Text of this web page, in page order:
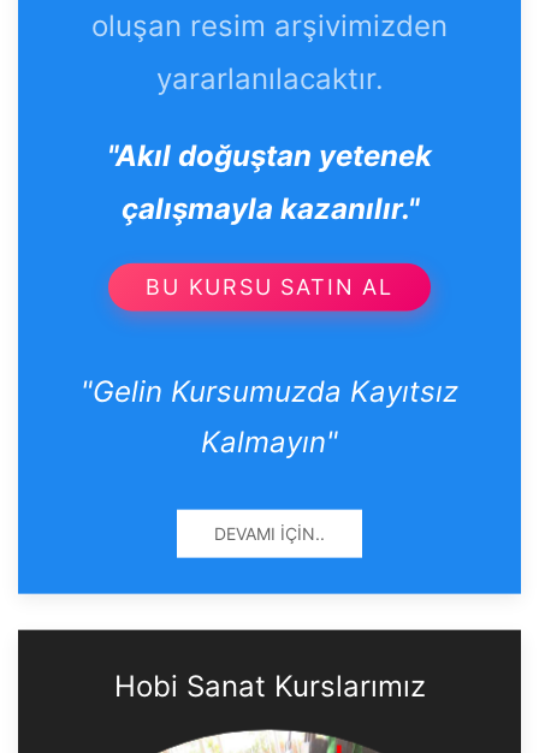
oluşan resim arşivimizden
yararlanılacaktır.
"Akıl doğuştan yetenek
çalışmayla kazanılır."
BU KURSU SATIN AL
"Gelin Kursumuzda Kayıtsız
Kalmayın"
DEVAMI İÇIN..
Hobi Sanat Kurslarımız